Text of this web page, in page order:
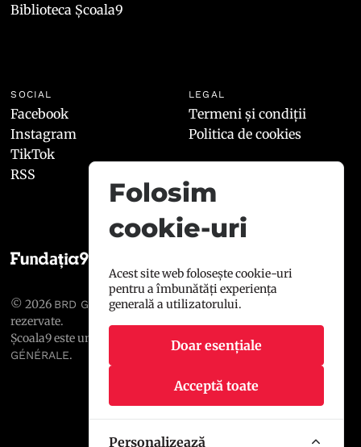
Biblioteca Școala9
SOCIAL
Facebook
Instagram
TikTok
RSS
LEGAL
Termeni și condiții
Politica de cookies
© 2026 BRD GROUPE SOCIÉTÉ GÉNÉRALE
rezervate.
Școala9 este un proiect susținut de
BRD GROUPE SOCIÉTÉ
GÉNÉRALE.
Folosim
cookie-uri
Acest site web folosește cookie-uri
pentru a îmbunătăți experiența
generală a utilizatorului.
Doar esențiale
Acceptă toate
Personalizează